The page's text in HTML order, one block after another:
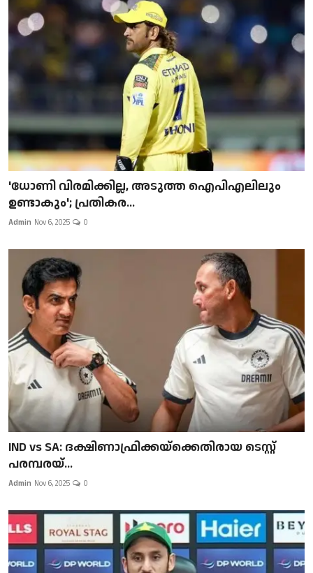
'ധോണി വിരമിക്കില്ല, അടുത്ത ഐപിഎലിലും
ഉണ്ടാകും'; പ്രതികര...
Admin Nov 6, 2025 0
IND vs SA: ദക്ഷിണാഫ്രിക്കയ്‌ക്കെതിരായ ടെസ്റ്റ്
പരമ്പരയ്...
Admin Nov 6, 2025 0